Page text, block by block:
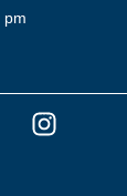
pm